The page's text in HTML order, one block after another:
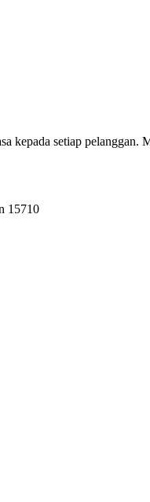
kepada setiap pelanggan.
15710